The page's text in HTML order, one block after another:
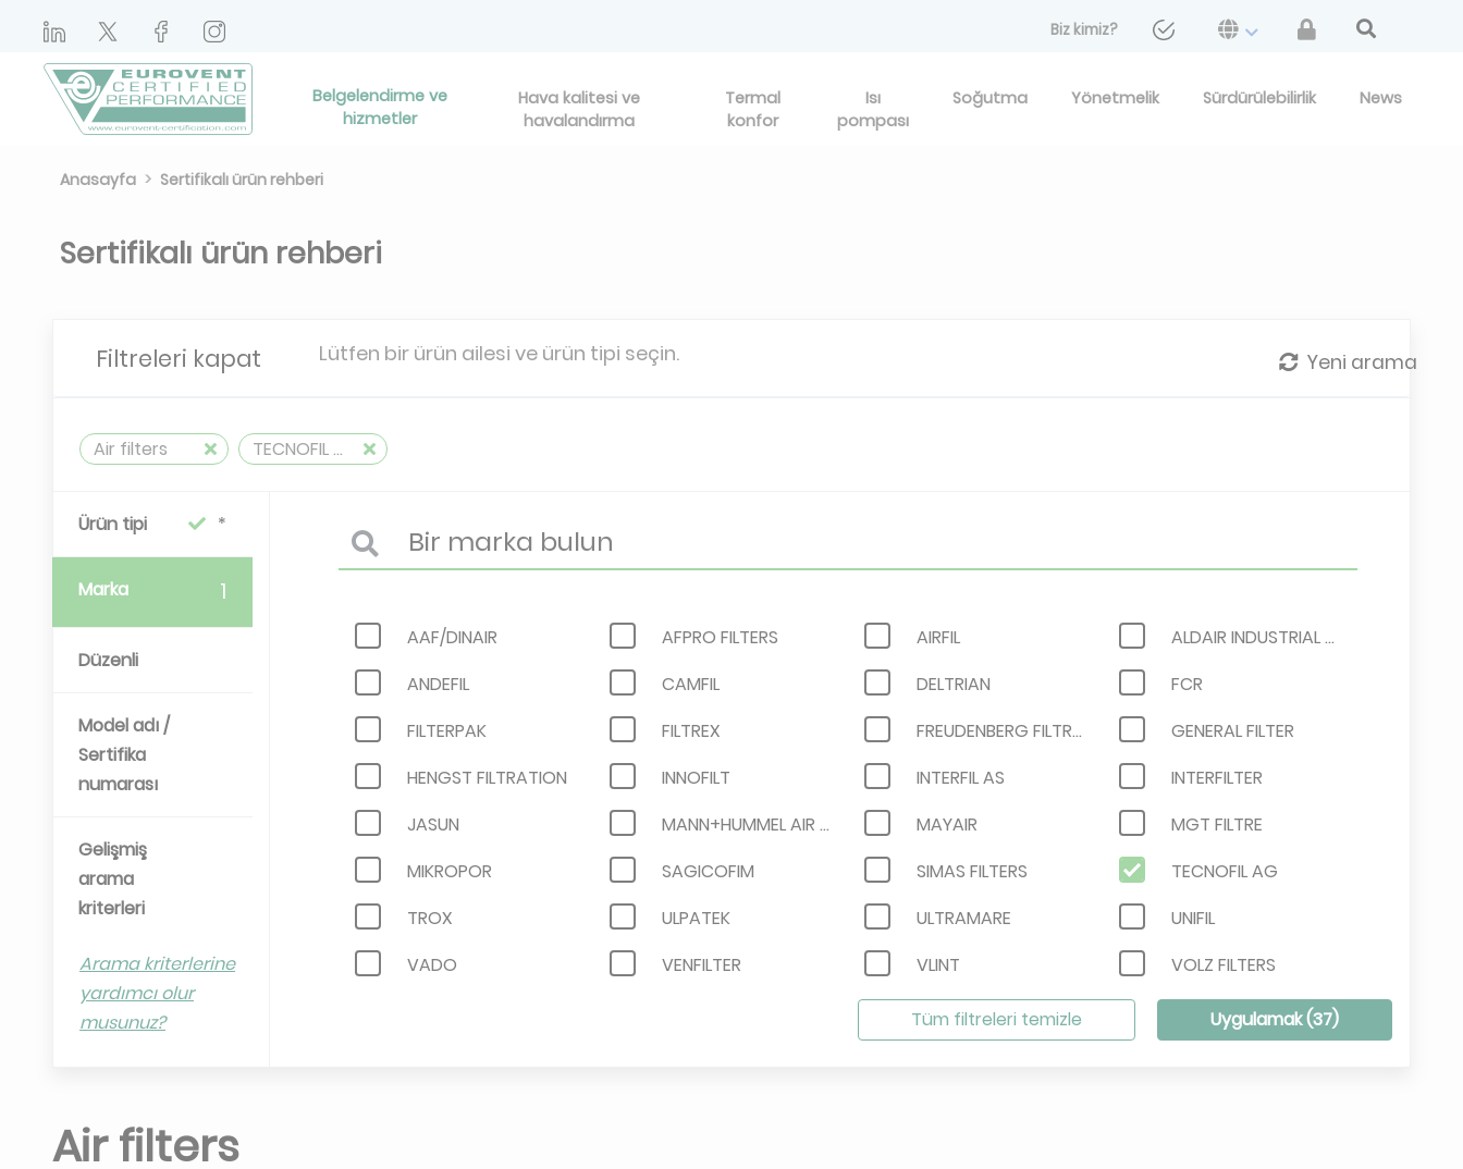
Biz kimiz?
Belgelendirme ve
hizmetler
Hava kalitesi ve
havalandırma
Termal
konfor
Isı
pompası
Soğutma Yönetmelik Sürdürülebilirlik News
Anasayfa Sertifikalı ürün rehberi
Sertifikalı ürün rehberi
Filtreleri kapat Lütfen bir ürün ailesi ve ürün tipi seçin. Yeni arama
Air filters TECNOFIL AG
Ürün tipi
Marka 1
Düzenli
Model adı /
Sertifika
numarası
Gelişmiş
arama
kriterleri
Arama kriterlerine
yardımcı olur
musunuz?
AAF/DINAIR AFPRO FILTERS AIRFIL
ALDAIR INDUSTRIAL FILTRATION
ANDEFIL
CAMFIL DELTRIAN
FCR
FILTERPAK
FILTREX FREUDENBERG FILTRATION TECHNOLOGIES / VILEDON
GENERAL FILTER
HENGST FILTRATION
INNOFILT INTERFIL AS
INTERFILTER
JASUN
MANN+HUMMEL AIR FILTRATION MAYAIR
MGT FILTRE
MIKROPOR
SAGICOFIM SIMAS FILTERS
TECNOFIL AG
TROX
ULPATEK ULTRAMARE
UNIFIL
VADO
VENFILTER VLINT
VOLZ FILTERS
Tüm filtreleri temizle Uygulamak (37)
Air filters